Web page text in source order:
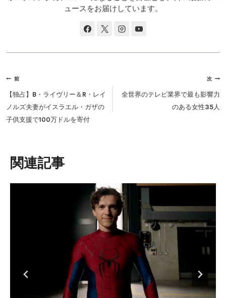
ュースをお届けしています。
投
稿
ナ
ビ
シ
ョ
ン
前
【独占】B・ライヴリー＆R・レイ
ノルズ夫妻がイスラエル・ガザの
子供支援で100万ドルを寄付
次
全世界のテレビ業界で最も影響力
のある女性35人
類似投稿